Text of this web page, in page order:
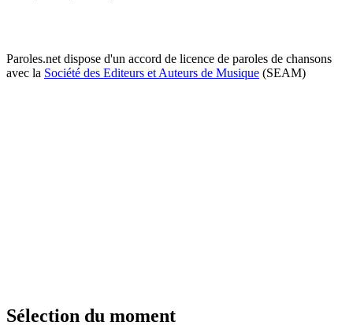
Paroles.net dispose d'un accord de licence de paroles de chansons
avec la Société des Editeurs et Auteurs de Musique (SEAM)
Sélection du moment